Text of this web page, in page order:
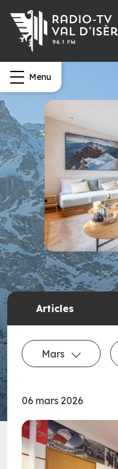
Menu
Articles
Mars
06 mars 2026